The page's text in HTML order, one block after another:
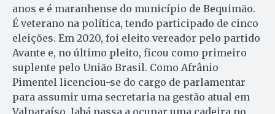
anos e é maranhense do município de Bequimão.
É veterano na política, tendo participado de cinco
eleições. Em 2020, foi eleito vereador pelo partido
Avante e, no último pleito, ficou como primeiro
suplente pelo União Brasil. Como Afrânio
Pimentel licenciou-se do cargo de parlamentar
para assumir uma secretaria na gestão atual em